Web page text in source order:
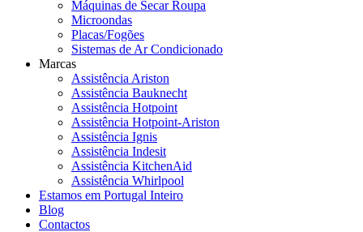
Máquinas de Secar Roupa
Microondas
Placas/Fogões
Sistemas de Ar Condicionado
Marcas
Assistência Ariston
Assistência Bauknecht
Assistência Hotpoint
Assistência Hotpoint-Ariston
Assistência Ignis
Assistência Indesit
Assistência KitchenAid
Assistência Whirlpool
Estamos em Portugal Inteiro
Blog
Contactos